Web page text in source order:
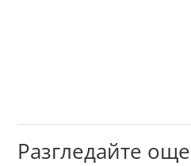
Разгледайте